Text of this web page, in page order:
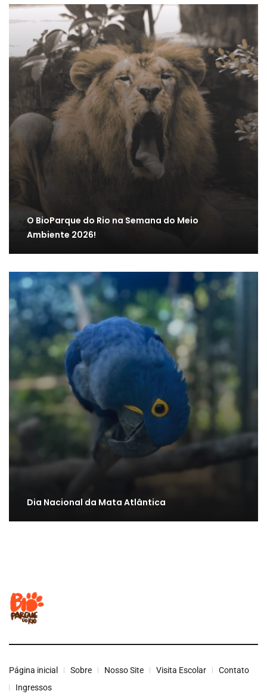
O BioParque do Rio na Semana do Meio
Ambiente 2026!
Dia Nacional da Mata Atlântica
Página inicial Sobre Nosso Site Visita Escolar
Contato
Ingressos